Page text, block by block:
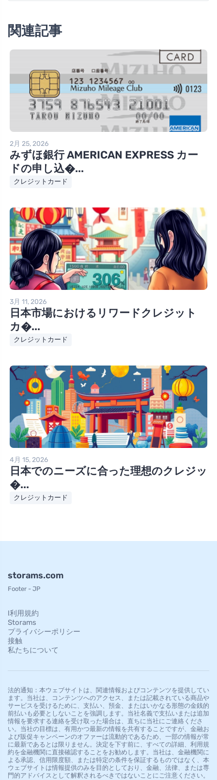
関連記事
2月 25, 2026
みずほ銀行 AMERICAN EXPRESS カー
ドの申し込�...
クレジットカード
3月 11, 2026
日本市場におけるリワードクレジット
カ�...
クレジットカード
4月 15, 2026
日本でのニーズに合った理想のクレジッ
�...
クレジットカード
storams.com
Footer - JP
l利用規約
Storams
プライバシーポリシー
接触
私たちについて
法的通知：本ウェブサイトは、関連情報およびコンテンツを提供してい
ます。当社は、コンテンツへのアクセス、または記載されている商品や
サービスを受けるために、支払い、預金、またはいかなる形態の金銭的
前払いも必要としないことを強調します。当社名義で支払いまたは追加
情報を要求する連絡を受け取った場合は、直ちに当社にご連絡くださ
い。当社の目標は、有用かつ最新の情報を共有することですが、金融お
よび販促キャンペーンのオファーは流動的であるため、一部の情報が常
に最新であるとは限りません。決定を下す前に、すべての詳細、利用規
約を金融機関に直接確認することをお勧めします。当社は、金融機関に
よる承認、信用限度額、または特定の条件を保証するものではなく、本
ウェブサイトは情報提供のみを目的としており、金融、法律、または専
門的アドバイスとして解釈されるべきではないことにご注意ください。